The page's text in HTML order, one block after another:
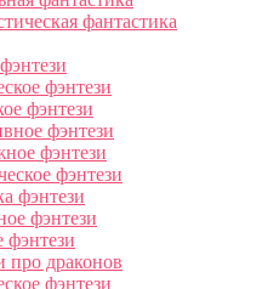
фантастика
фэнтези
фэнтези
фэнтези
фэнтези
фэнтези
фэнтези
фэнтези
фэнтези
про драконов
фэнтези